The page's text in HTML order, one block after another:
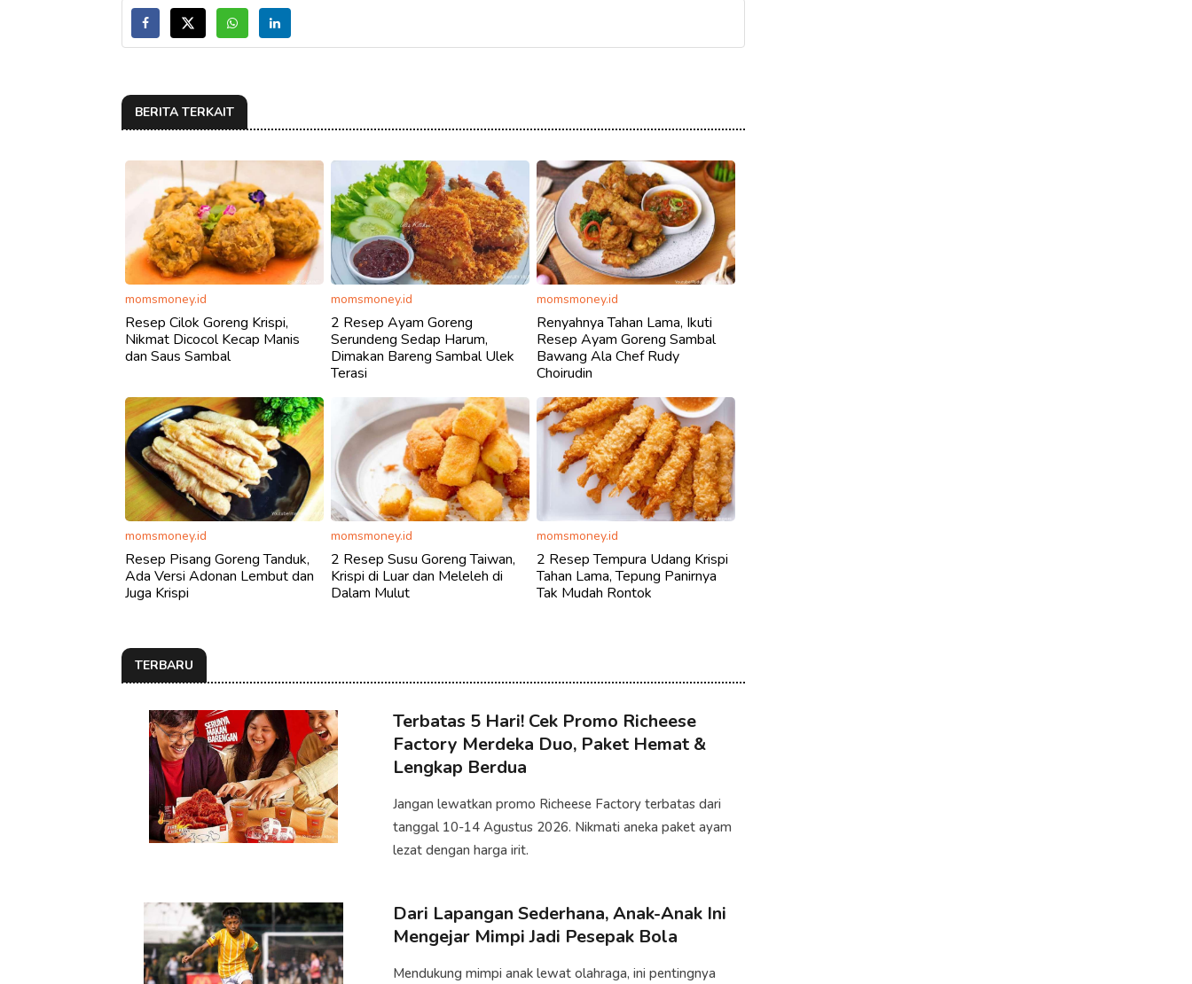
BERITA TERKAIT
momsmoney.id
Resep Cilok Goreng Krispi,
Nikmat Dicocol Kecap Manis
dan Saus Sambal
momsmoney.id
2 Resep Ayam Goreng
Serundeng Sedap Harum,
Dimakan Bareng Sambal Ulek
Terasi
momsmoney.id
Renyahnya Tahan Lama, Ikuti
Resep Ayam Goreng Sambal
Bawang Ala Chef Rudy
Choirudin
momsmoney.id
Resep Pisang Goreng Tanduk,
Ada Versi Adonan Lembut dan
Juga Krispi
momsmoney.id
2 Resep Susu Goreng Taiwan,
Krispi di Luar dan Meleleh di
Dalam Mulut
momsmoney.id
2 Resep Tempura Udang Krispi
Tahan Lama, Tepung Panirnya
Tak Mudah Rontok
TERBARU
Terbatas 5 Hari! Cek Promo Richeese
Factory Merdeka Duo, Paket Hemat &
Lengkap Berdua
Jangan lewatkan promo Richeese Factory terbatas dari
tanggal 10-14 Agustus 2026. Nikmati aneka paket ayam
lezat dengan harga irit.
Dari Lapangan Sederhana, Anak-Anak Ini
Mengejar Mimpi Jadi Pesepak Bola
Mendukung mimpi anak lewat olahraga, ini pentingnya